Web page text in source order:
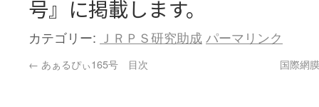
号』に掲載します。
カテゴリー: ＪＲＰＳ研究助成 パーマリンク
← あぁるぴぃ165号 目次 国際網